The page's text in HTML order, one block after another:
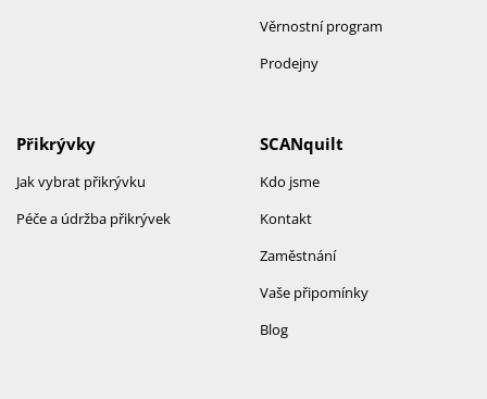
Věrnostní program
Prodejny
SCANquilt
Kdo jsme
Kontakt
Zaměstnání
Vaše připomínky
Blog
Přikrývky
Jak vybrat přikrývku
Péče a údržba přikrývek